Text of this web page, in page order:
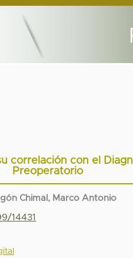
correlación con el
Preoperatorio
Chimal, Marco Antonio
14431